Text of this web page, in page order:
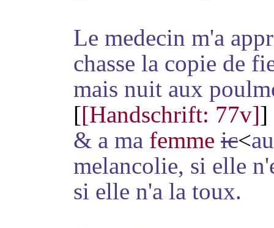
Le medecin m'a
chasse la copie de
mais nuit aux
[[Handschrift: 77v]]
& a ma femme ic<
melancolie, si elle
si elle n'a la toux.